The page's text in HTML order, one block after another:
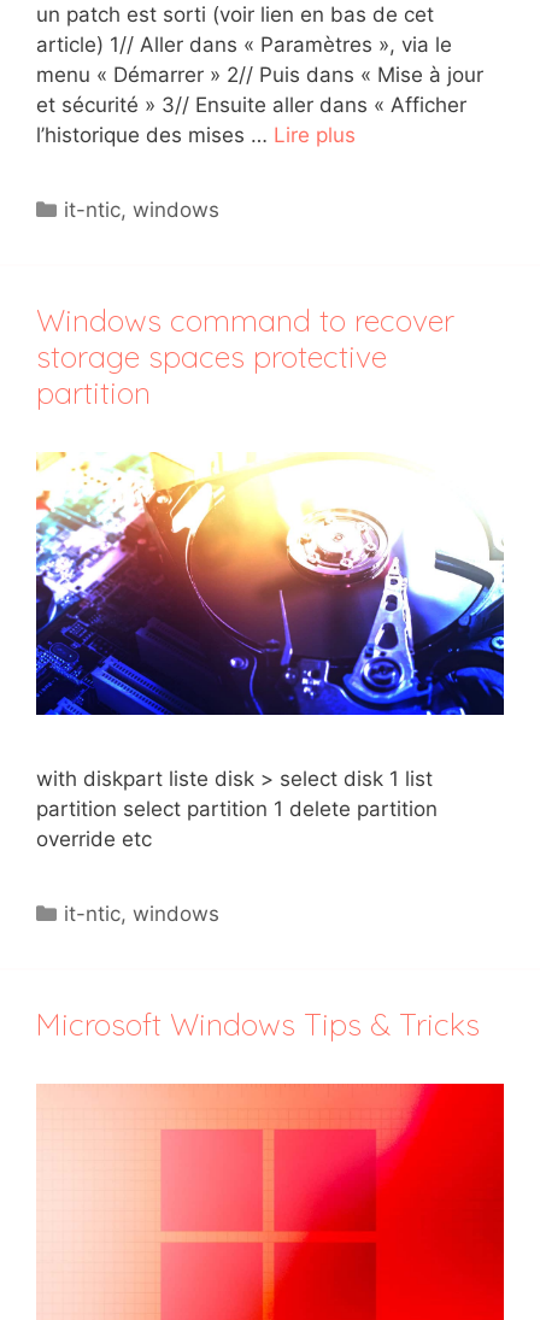
un patch est sorti (voir lien en bas de cet
article) 1// Aller dans « Paramètres », via le
menu « Démarrer » 2// Puis dans « Mise à jour
et sécurité » 3// Ensuite aller dans « Afficher
l’historique des mises … Lire plus
Catégories
it-ntic,windows
Windows command to recover
storage spaces protective
partition
with diskpart liste disk > select disk 1 list
partition select partition 1 delete partition
override etc
Catégories
it-ntic,windows
Microsoft Windows Tips & Tricks